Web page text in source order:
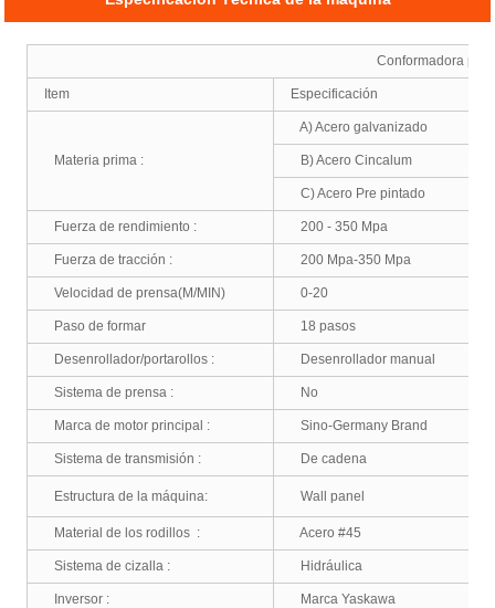
Conformadora
Item Especificación
Materia prima :
A) Acero galvanizado
B) Acero Cincalum
C) Acero Pre pintado
Fuerza de rendimiento : 200 - 350 Mpa
Fuerza de tracción : 200 Mpa-350 Mpa
Velocidad de prensa(M/MIN) 0-20
Paso de formar 18 pasos
Desenrollador/portarollos : Desenrollador manual
Sistema de prensa : No
Marca de motor principal : Sino-Germany Brand
Sistema de transmisión : De cadena
Estructura de la máquina: Wall panel
Material de los rodillos : Acero #45
Sistema de cizalla : Hidráulica
Inversor : Marca Yaskawa